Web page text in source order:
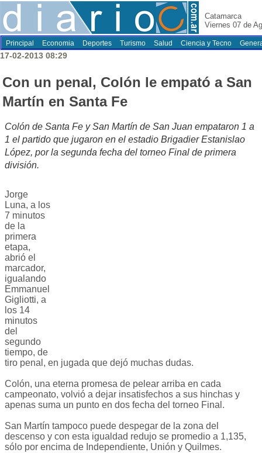
Catamarca
Viernes 07 de
Principal Economia Deportes Turismo Salud Ciencia y Tecno
17-02-2013 08:29
Con un penal, Colón le empató a San
Martín en Santa Fe
Colón de Santa Fe y San Martín de San Juan empataron 1 a
1 el partido que jugaron en el estadio Brigadier Estanislao
López, por la segunda fecha del torneo Final de primera
división.
Jorge
Luna, a los
7 minutos
de la
primera
etapa,
abrió el
marcador,
igualando
Emmanuel
Gigliotti, a
los 14
minutos
del
segundo
tiempo, de
tiro penal, en jugada que dejó muchas dudas.
Colón, una eterna promesa de pelear arriba en cada
campeonato, volvió a dejar insatisfechos a sus hinchas y
apenas suma un punto en dos fecha del torneo Final.
San Martín tampoco puede despegar de la zona del
descenso y con esta igualdad redujo se promedio a 1,135,
sólo por encima de Independiente, Unión y Quilmes.